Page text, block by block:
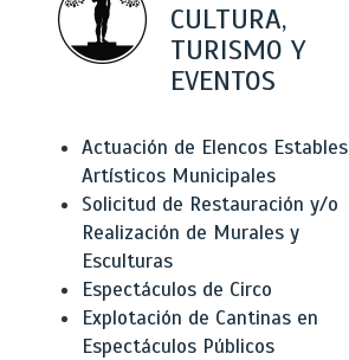
CULTURA,
TURISMO Y
EVENTOS
Actuación de Elencos Estables
Artísticos Municipales
Solicitud de Restauración y/o
Realización de Murales y
Esculturas
Espectáculos de Circo
Explotación de Cantinas en
Espectáculos Públicos